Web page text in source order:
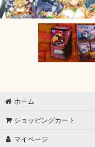
ホーム
ショッピングカート
マイページ